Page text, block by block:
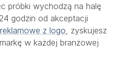
próbki wychodzą na halę
godzin od akceptacji
z logo, zyskujesz
w każdej branżowej